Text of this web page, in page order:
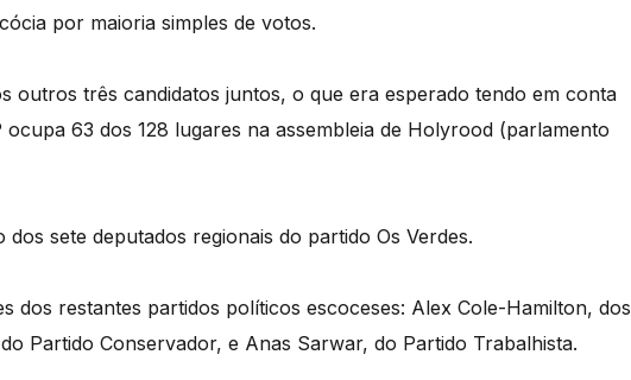
por maioria simples de votos.
outros três candidatos juntos, o que era esperado tendo em conta
63 dos 128 lugares na assembleia de Holyrood (parlamento
sete deputados regionais do partido Os Verdes.
dos restantes partidos políticos escoceses: Alex Cole-Hamilton, dos
Partido Conservador, e Anas Sarwar, do Partido Trabalhista.